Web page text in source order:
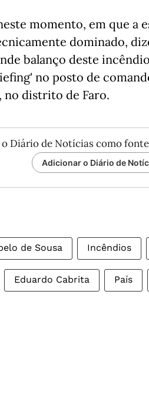
momento, em que
dominado,
balanço deste
no posto de
no distrito de Faro.
o Diário de Notícias como
Adicionar o Diário de
de Sousa Incêndios
Eduardo Cabrita País